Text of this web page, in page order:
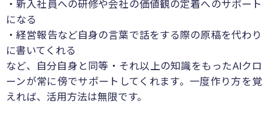
・新入社員への研修や会社の価値観の定着へのサポート
になる
・経営報告など自身の言葉で話をする際の原稿を代わり
に書いてくれる
など、自分自身と同等・それ以上の知識をもったAIクロ
ーンが常に傍でサポートしてくれます。一度作り方を覚
えれば、活用方法は無限です。